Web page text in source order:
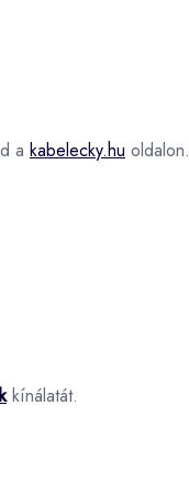
a kabelecky.hu oldalon.
kínálatát.